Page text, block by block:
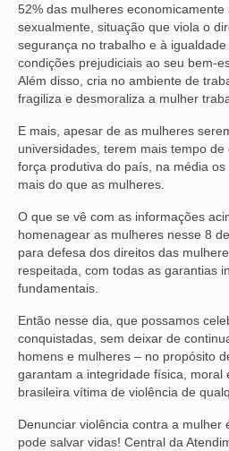
52% das mulheres
sexualmente, situação que viola o
segurança no trabalho e à
condições prejudiciais ao seu bem-
Além disso, cria no ambiente de
fragiliza e desmoraliza a mulher
E mais, apesar de as mulheres
universidades, terem mais tempo
força produtiva do país, na média
mais do que as mulheres.
O que se vê com as informações
homenagear as mulheres nesse 8
para defesa dos direitos das
respeitada, com todas as garantias
fundamentais.
Então nesse dia, que possamos
conquistadas, sem deixar de
homens e mulheres – no propósito
garantam a integridade física, moral
brasileira vítima de violência de
Denunciar violência contra a mulher
pode salvar vidas! Central da